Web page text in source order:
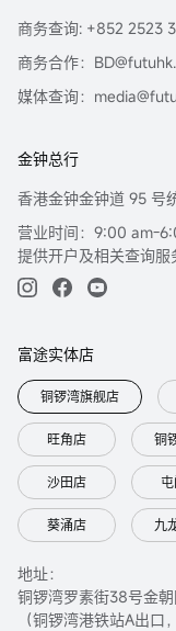
商务查询: +852 2523
商务合作：
媒体查询：
金钟总行
香港金钟金钟道 95 号
营业时间：9:00 am-
提供开户及相关查询
富途实体店
铜锣湾旗舰店
旺角店 铜
沙田店
葵涌店 九
地址：
铜锣湾罗素街38号金
（铜锣湾港铁站A出口